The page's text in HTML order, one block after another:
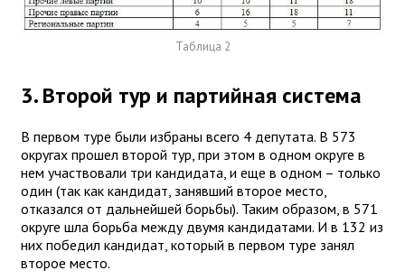
Таблица 2
3. Второй тур и партийная система
В первом туре были избраны всего 4 депутата. В 573
округах прошел второй тур, при этом в одном округе в
нем участвовали три кандидата, и еще в одном – только
один (так как кандидат, занявший второе место,
отказался от дальнейшей борьбы). Таким образом, в 571
округе шла борьба между двумя кандидатами. И в 132 из
них победил кандидат, который в первом туре занял
второе место.